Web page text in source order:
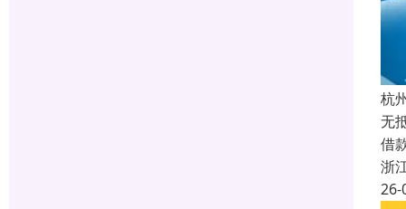
杭
无
借
浙
26-